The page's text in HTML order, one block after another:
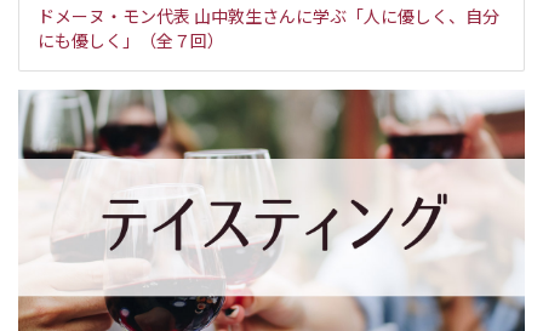
ドメーヌ・モン代表 山中敦生さんに学ぶ「人に優しく、自分
にも優しく」（全７回）